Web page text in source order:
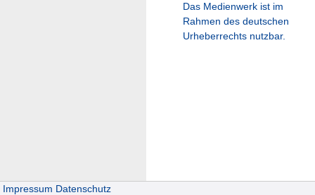
Das Medienwerk ist im
Rahmen des deutschen
Urheberrechts nutzbar.
Impressum Datenschutz